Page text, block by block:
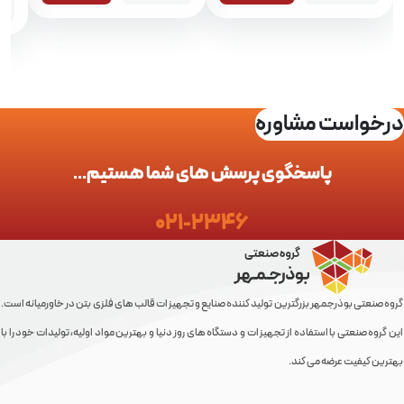
مشاوره
پاسخگوی پرسش های شما هستیم...
021-2346
صنعتی بوذرجمهر بزرگترین تولید کننده صنایع و تجهیزات قالب های فلزی بتن در خاورمیانه است.
صنعتی با استفاده از تجهیزات و دستگاه های روز دنیا و بهترین مواد اولیه، تولیدات خود را با
کیفیت عرضه می کند.